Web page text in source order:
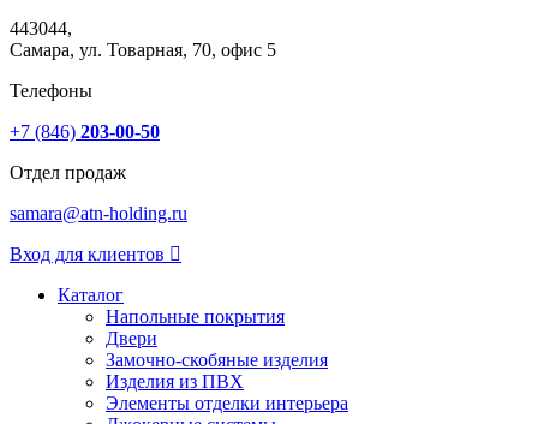
443044,
Самара, ул. Товарная, 70, офис 5
Телефоны
+7 (846) 203-00-50
Отдел продаж
samara@atn-holding.ru
Вход для клиентов
Каталог
Напольные покрытия
Двери
Замочно-скобяные изделия
Изделия из ПВХ
Элементы отделки интерьера